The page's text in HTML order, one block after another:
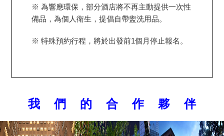
※ 為響應環保，部分酒店將不再主動提供一次性
備品，為個人衛生，提倡自帶盥洗用品。
※ 特殊預約行程，將於出發前1個月停止報名。
我 們 的 合 作 夥 伴